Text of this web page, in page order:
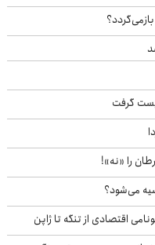
گرفت
را «نه»!
می‌شود؟
اقتصادی از تنگه تا ژاپن